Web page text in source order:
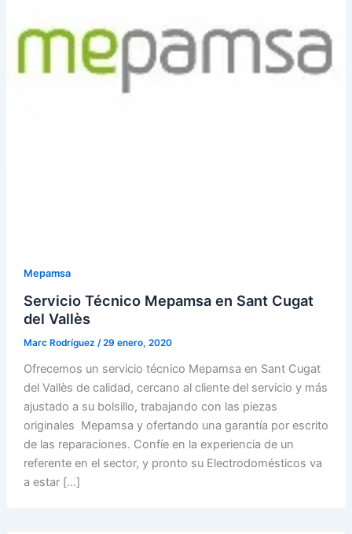
Mepamsa
Servicio Técnico Mepamsa en Sant Cugat
del Vallès
Marc Rodríguez /29 enero, 2020
Ofrecemos un servicio técnico Mepamsa en Sant Cugat
del Vallès de calidad, cercano al cliente del servicio y más
ajustado a su bolsillo, trabajando con las piezas
originales Mepamsa y ofertando una garantía por escrito
de las reparaciones. Confíe en la experiencia de un
referente en el sector, y pronto su Electrodomésticos va
a estar […]